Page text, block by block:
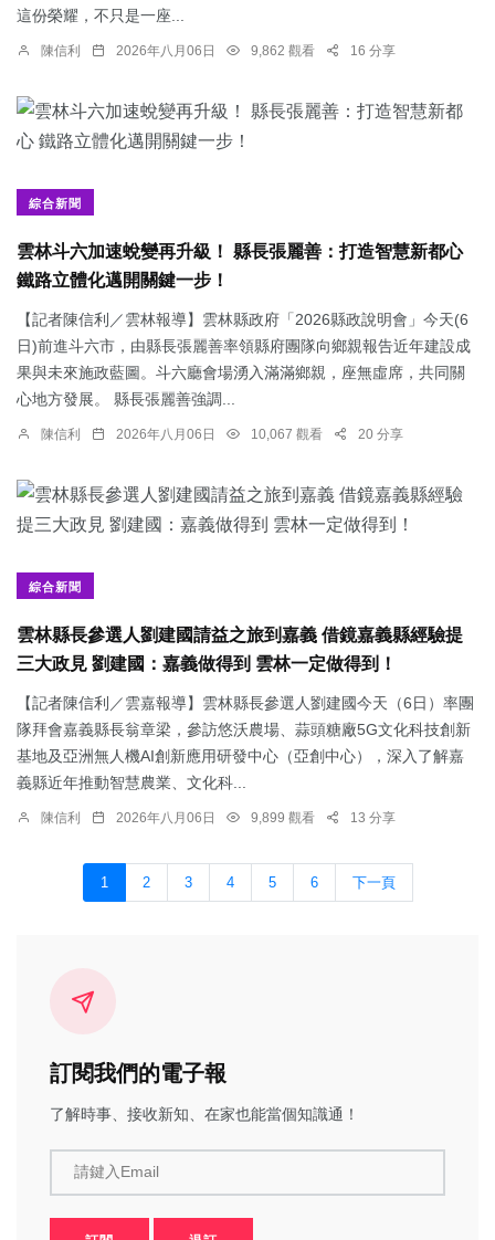
這份榮耀，不只是一座...
陳信利 2026年八月06日 9,862 觀看 16 分享
綜合新聞
雲林斗六加速蛻變再升級！ 縣長張麗善：打造智慧新都心
鐵路立體化邁開關鍵一步！
【記者陳信利／雲林報導】雲林縣政府「2026縣政說明會」今天(6
日)前進斗六市，由縣長張麗善率領縣府團隊向鄉親報告近年建設成
果與未來施政藍圖。斗六廳會場湧入滿滿鄉親，座無虛席，共同關
心地方發展。 縣長張麗善強調...
陳信利 2026年八月06日 10,067 觀看 20 分享
綜合新聞
雲林縣長參選人劉建國請益之旅到嘉義 借鏡嘉義縣經驗提
三大政見 劉建國：嘉義做得到 雲林一定做得到！
【記者陳信利／雲嘉報導】雲林縣長參選人劉建國今天（6日）率團
隊拜會嘉義縣長翁章梁，參訪悠沃農場、蒜頭糖廠5G文化科技創新
基地及亞洲無人機AI創新應用研發中心（亞創中心），深入了解嘉
義縣近年推動智慧農業、文化科...
陳信利 2026年八月06日 9,899 觀看 13 分享
1 2 3 4 5 6 下一頁
訂閱我們的電子報
了解時事、接收新知、在家也能當個知識通！
請鍵入Email